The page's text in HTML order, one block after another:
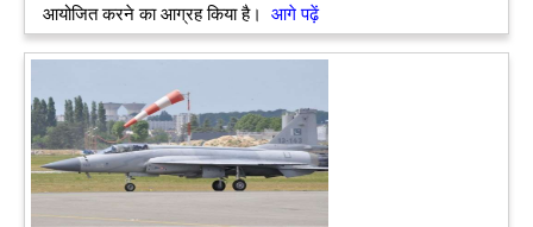
आयोजित करने का आग्रह किया है।
आगे पढ़ें